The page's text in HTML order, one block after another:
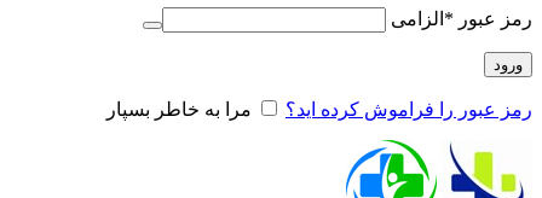
رمز عبور * الزامی
ورود
رمز عبور را فراموش کرده اید؟ مرا به خاطر بسپار